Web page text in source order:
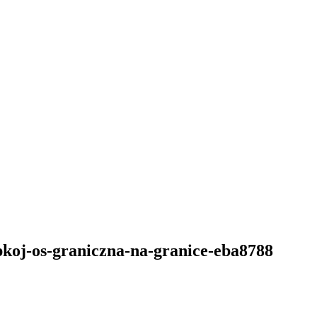
os-graniczna-na-granice-eba8788